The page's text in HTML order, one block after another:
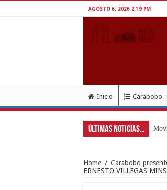
AGOSTO 6, 2026 2:19 PM
Inicio Carabobo
Últimas Noticias...
Home / Carabobo
ERNESTO VILLEGAS